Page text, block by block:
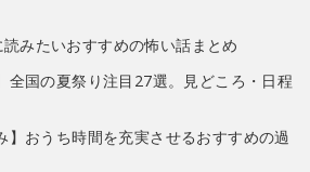
読みたいおすすめの怖い話まとめ
全国の夏祭り注目27選。見どころ・日程
】おうち時間を充実させるおすすめの過